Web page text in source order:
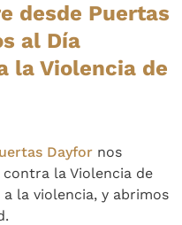
desde Puertas
al Día
la Violencia de
Dayfor nos
la Violencia de
la violencia, y abrimos